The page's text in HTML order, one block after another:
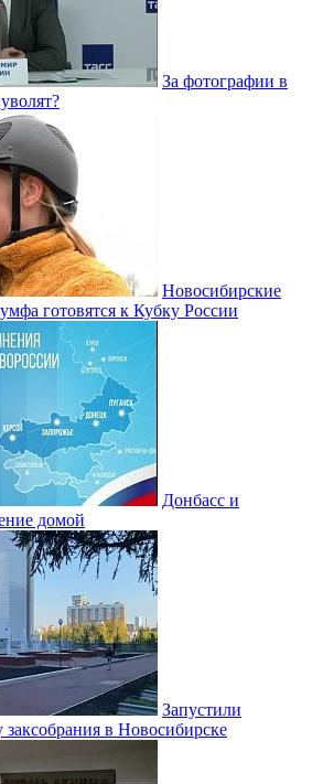
За фотографии в
Новосибирские
готовятся к Кубку России
Донбасс и
домой
Запустили
в Новосибирске